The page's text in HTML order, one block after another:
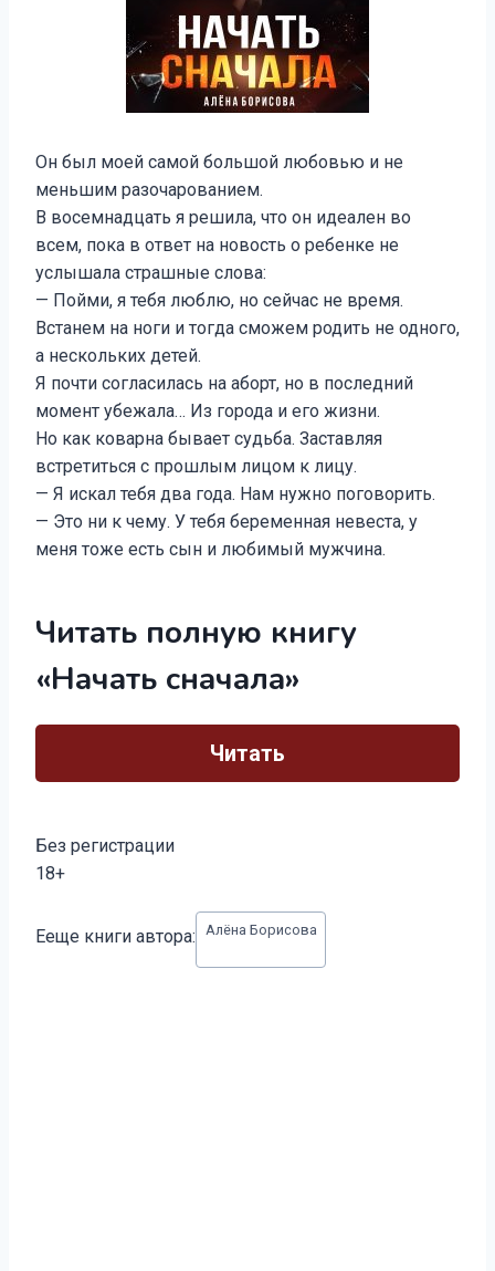
Он был моей самой большой любовью и не
меньшим разочарованием.
В восемнадцать я решила, что он идеален во
всем, пока в ответ на новость о ребенке не
услышала страшные слова:
— Пойми, я тебя люблю, но сейчас не время.
Встанем на ноги и тогда сможем родить не одного,
а нескольких детей.
Я почти согласилась на аборт, но в последний
момент убежала… Из города и его жизни.
Но как коварна бывает судьба. Заставляя
встретиться с прошлым лицом к лицу.
— Я искал тебя два года. Нам нужно поговорить.
— Это ни к чему. У тебя беременная невеста, у
меня тоже есть сын и любимый мужчина.
Читать полную книгу
«Начать сначала»
Читать
Без регистрации
18+
записи:
Ееще книги автора: Алёна Борисова